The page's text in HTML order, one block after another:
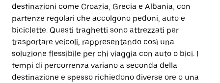
destinazioni come Croazia, Grecia e Albania, con
partenze regolari che accolgono pedoni, auto e
biciclette. Questi traghetti sono attrezzati per
trasportare veicoli, rappresentando così una
soluzione flessibile per chi viaggia con auto o bici. I
tempi di percorrenza variano a seconda della
destinazione e spesso richiedono diverse ore o una